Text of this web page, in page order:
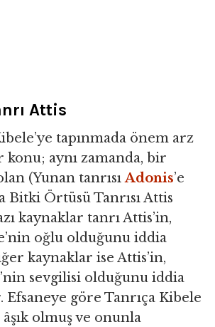
Attis
tapınmada önem arz
konu; aynı zamanda, bir
(Yunan tanrısıAdonis’e
Bitki Örtüsü Tanrısı Attis
kaynaklar tanrı Attis’in,
oğlu olduğunu iddia
kaynaklar ise Attis’in,
sevgilisi olduğunu iddia
göre Tanrıça Kibele
olmuş ve onunla